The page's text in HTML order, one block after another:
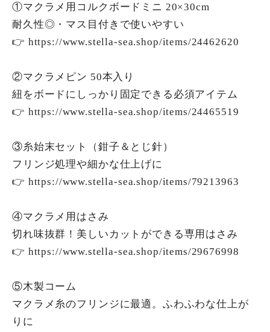
①マクラメ用コルクボードミニ 20×30cm
耐久性◎・マス目付きで使いやすい
👉 https://www.stella-sea.shop/items/24462620
②マクラメピン 50本入り
紐をボードにしっかり固定できる必須アイテム
👉 https://www.stella-sea.shop/items/24465519
③糸始末セット（鉗子＆とじ針）
フリンジ処理や細かな仕上げに
👉 https://www.stella-sea.shop/items/79213963
④マクラメ用はさみ
切れ味抜群！美しいカットができる専用はさみ
👉 https://www.stella-sea.shop/items/29676998
⑤木製コーム
マクラメ糸のフリンジに最適。ふわふわな仕上が
りに